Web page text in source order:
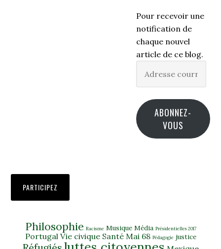
Pour recevoir une
notification de
chaque nouvel
article de ce blog.
courriel
ABONNEZ-
VOUS
PARTICIPEZ
Philosophie Racisme Musique Média Présidentielles 2017
Portugal Vie civique Santé Mai 68 Pédagogie justice